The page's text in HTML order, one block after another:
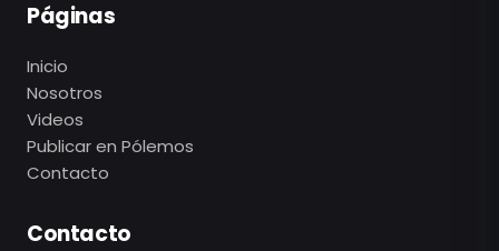
Páginas
Inicio
Nosotros
Videos
Publicar en Pólemos
Contacto
Contacto